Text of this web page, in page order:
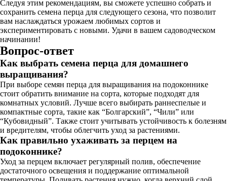
Следуя этим рекомендациям, вы сможете успешно собрать и
сохранить семена перца для следующего сезона, что позволит
вам наслаждаться урожаем любимых сортов и
экспериментировать с новыми. Удачи в вашем садоводческом
начинании!
Вопрос-ответ
Как выбрать семена перца для домашнего
выращивания?
При выборе семян перца для выращивания на подоконнике
стоит обратить внимание на сорта, которые подходят для
комнатных условий. Лучше всего выбирать раннеспелые и
компактные сорта, такие как “Болгарский”, “Чили” или
“Кубовидный”. Также стоит учитывать устойчивость к болезням
и вредителям, чтобы облегчить уход за растениями.
Как правильно ухаживать за перцем на
подоконнике?
Уход за перцем включает регулярный полив, обеспечение
достаточного освещения и поддержание оптимальной